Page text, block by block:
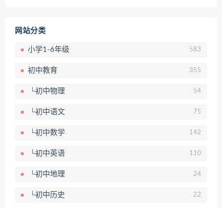
网站分类
小学1-6年级 583
初中教育 355
└初中物理 54
└初中语文 75
└初中数学 142
└初中英语 110
└初中地理 24
└初中历史 22